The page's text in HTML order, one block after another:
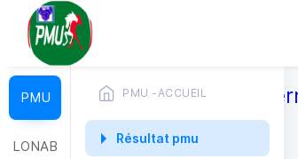
Télécharger la
PMU
LONAB
PMU -ACCUEIL
Résultat pmu